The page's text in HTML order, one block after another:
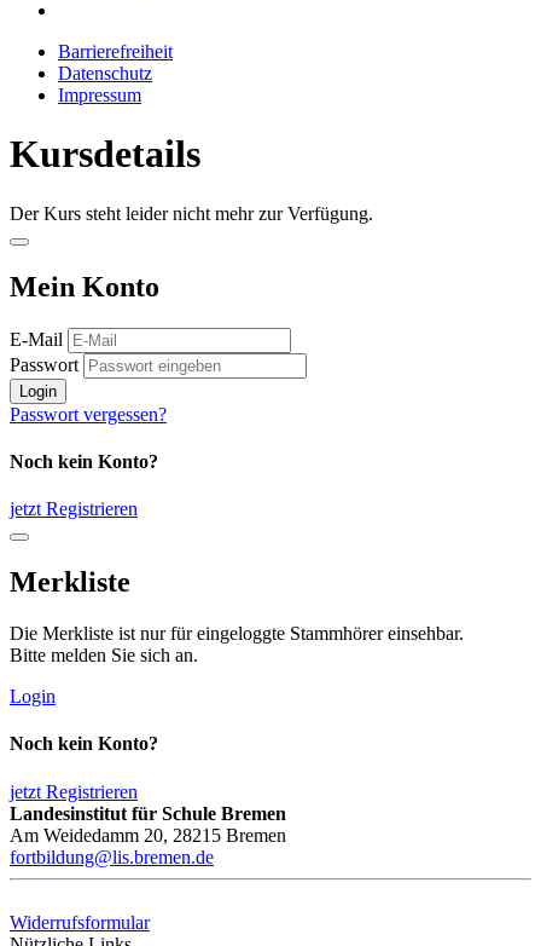
Barrierefreiheit
Datenschutz
Impressum
Kursdetails
Der Kurs steht leider nicht mehr zur Verfügung.
Mein Konto
E-Mail
Passwort
Login
Passwort vergessen?
Noch kein Konto?
jetzt Registrieren
Merkliste
Die Merkliste ist nur für eingeloggte Stammhörer einsehbar.
Bitte melden Sie sich an.
Login
Noch kein Konto?
jetzt Registrieren
Landesinstitut für Schule Bremen
Am Weidedamm 20, 28215 Bremen
fortbildung@lis.bremen.de
Widerrufsformular